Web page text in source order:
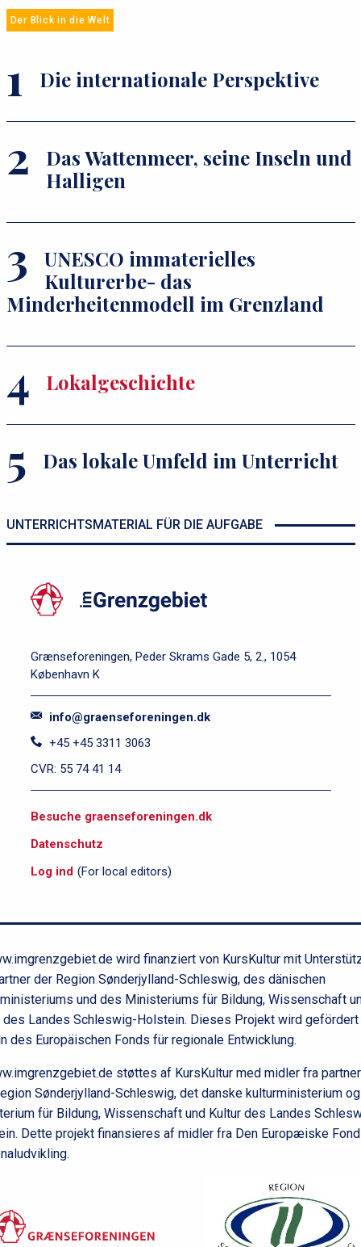
Der Blick in die Welt
Die internationale Perspektive
Das Wattenmeer, seine Inseln und
Halligen
UNESCO immaterielles
Kulturerbe- das
Minderheitenmodell im Grenzland
Lokalgeschichte
Das lokale Umfeld im Unterricht
UNTERRICHTSMATERIAL FÜR DIE AUFGABE
Grænseforeningen, Peder Skrams Gade 5, 2., 1054
København K
info@graenseforeningen.dk
+45 +45 3311 3063
CVR: 55 74 41 14
i
d
e
o
Besuche graenseforeningen.dk
Datenschutz
Log ind (For local editors)
wird finanziert von KursKultur mit
der Region Sønderjylland-Schleswig, des dänischen
und des Ministeriums für Bildung, Wissenschaft
des Landes Schleswig-Holstein. Dieses Projekt wird
des Europäischen Fonds für regionale Entwicklung.
støttes af KursKultur med midler fra
Sønderjylland-Schleswig, det danske kulturministerium og
für Bildung, Wissenschaft und Kultur des Landes
Dette projekt finansieres af midler fra Den Europæiske